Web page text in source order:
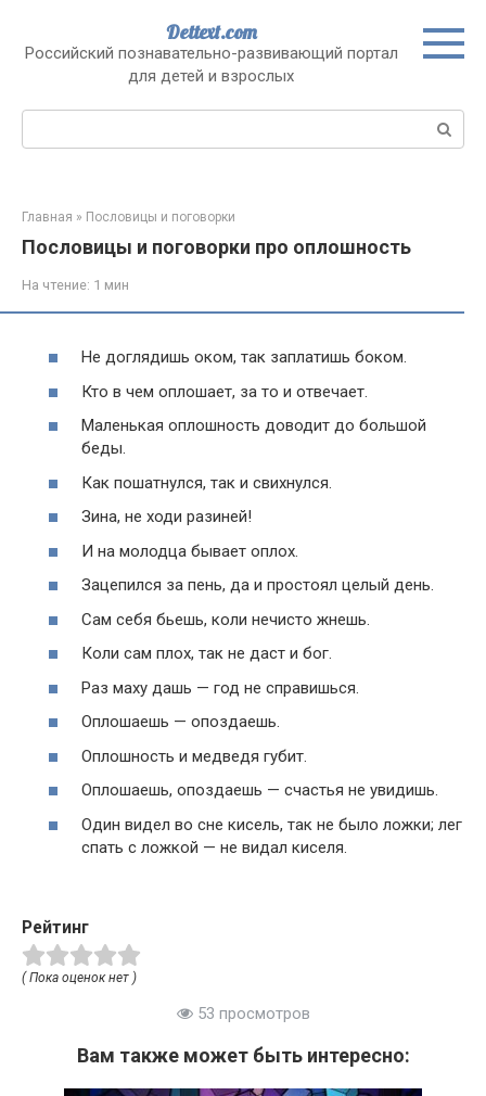
контенту
Dettext.com
Российский познавательно-развивающий портал
для детей и взрослых
Поиск:
Главная » Пословицы и поговорки
Пословицы и поговорки про оплошность
На чтение: 1 мин
Не доглядишь оком, так заплатишь боком.
Кто в чем оплошает, за то и отвечает.
Маленькая оплошность доводит до большой
беды.
Как пошатнулся, так и свихнулся.
Зина, не ходи разиней!
И на молодца бывает оплох.
Зацепился за пень, да и простоял целый день.
Сам себя бьешь, коли нечисто жнешь.
Коли сам плох, так не даст и бог.
Раз маху дашь — год не справишься.
Оплошаешь — опоздаешь.
Оплошность и медведя губит.
Оплошаешь, опоздаешь — счастья не увидишь.
Один видел во сне кисель, так не было ложки; лег
спать с ложкой — не видал киселя.
Рейтинг
( Пока оценок нет )
53 просмотров
Вам также может быть интересно: